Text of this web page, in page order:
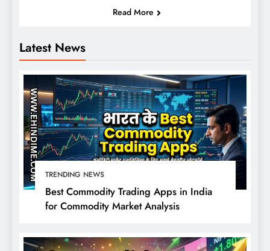
Latest News
TRENDING NEWS
Best Commodity Trading Apps in India
for Commodity Market Analysis
Read More